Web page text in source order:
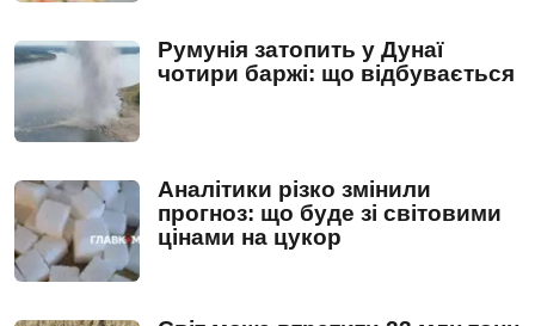
Румунія затопить у Дунаї
чотири баржі: що відбувається
Аналітики різко змінили
прогноз: що буде зі світовими
цінами на цукор